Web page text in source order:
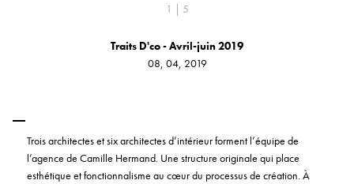
1 | 5
Traits D'co - Avril-juin 2019
08, 04, 2019
Trois architectes et six architectes d’intérieur forment l’équipe de
l’agence de Camille Hermand. Une structure originale qui place
esthétique et fonctionnalisme au cœur du processus de création. À